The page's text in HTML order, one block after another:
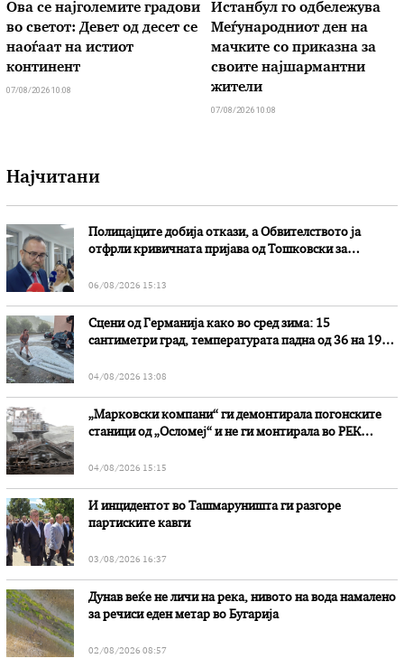
Ова се најголемите градови
во светот: Девет од десет се
наоѓаат на истиот
континент
07/08/2026 10:08
Истанбул го одбележува
Меѓународниот ден на
мачките со приказна за
своите најшармантни
жители
07/08/2026 10:08
Најчитани
Полицајците добија откази, а Обвителството ја
отфрли кривичната пријава од Тошковски за
06/08/2026 15:13
Сцени од Германија како во сред зима: 15
сантиметри град, температурата падна од 36 на 19
04/08/2026 13:08
„Марковски компани“ ги демонтирала погонските
станици од „Осломеј“ и не ги монтирала во РЕК
04/08/2026 15:15
И инцидентот во Ташмаруништa ги разгоре
партиските кавги
03/08/2026 16:37
Дунав веќе не личи на река, нивото на вода намалено
за речиси еден метар во Бугарија
02/08/2026 08:57